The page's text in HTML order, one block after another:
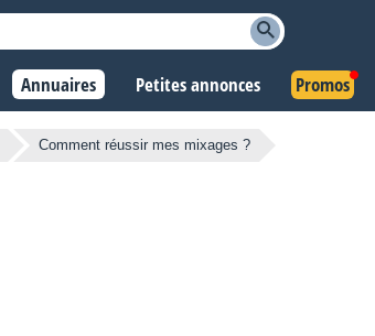
Annuaires Petites annonces Promos
Comment réussir mes mixages ?